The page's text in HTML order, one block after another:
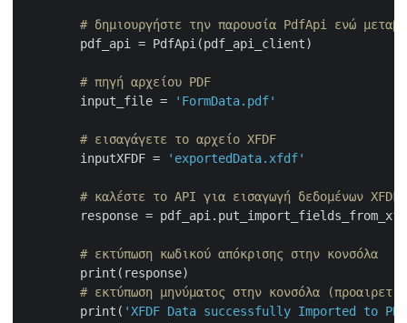
# δημιουργήστε την παρουσία PdfApi ενώ
        pdf_api = PdfApi(pdf_api_client)
# πηγή αρχείου PDF
        input_file =
'FormData.pdf'
# εισαγάγετε το αρχείο XFDF
        inputXFDF =
'exportedData.xfdf'
# καλέστε το API για εισαγωγή δεδομένων XFDF
response =
# εκτύπωση κωδικού απόκρισης στην κονσόλα
        print(response)
# εκτύπωση μηνύματος στην κονσόλα
        print(
'XFDF Data successfully Imported to